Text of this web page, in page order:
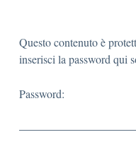
Questo contenuto è
inserisci la password qui
Password: